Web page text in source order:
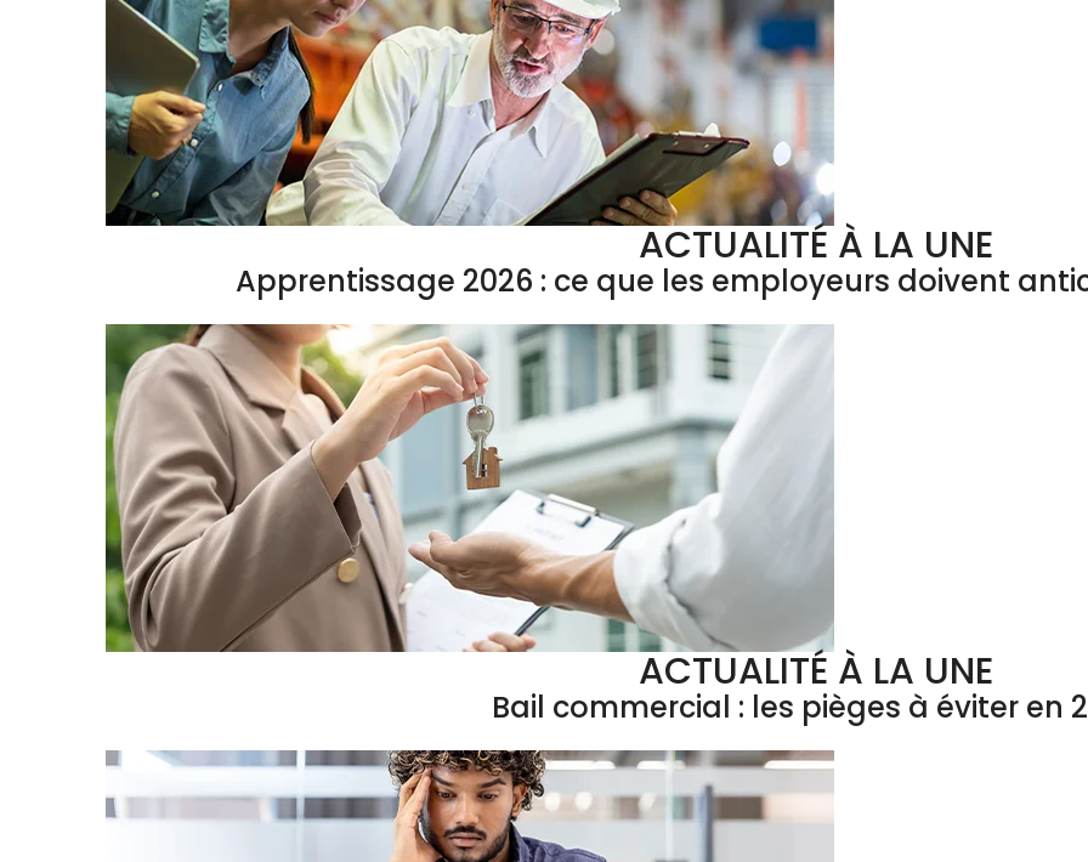
ACTUALITÉ À LA UNE
Apprentissage 2026 : ce que les employeurs doivent
ACTUALITÉ À LA UNE
Bail commercial : les pièges à éviter en